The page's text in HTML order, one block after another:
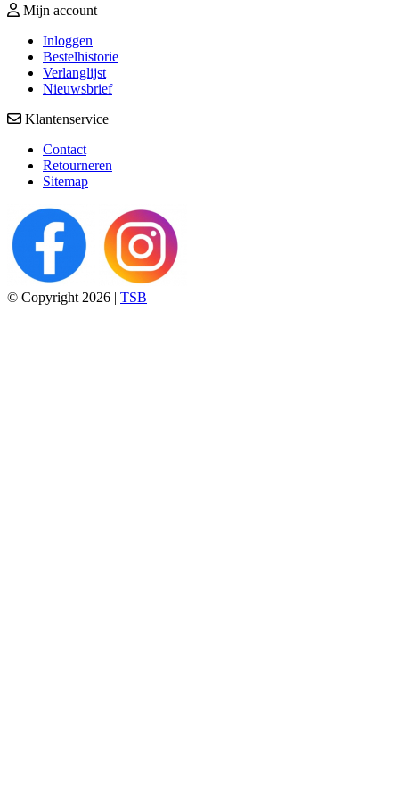
Mijn account
Inloggen
Bestelhistorie
Verlanglijst
Nieuwsbrief
Klantenservice
Contact
Retourneren
Sitemap
© Copyright 2026 | TSB